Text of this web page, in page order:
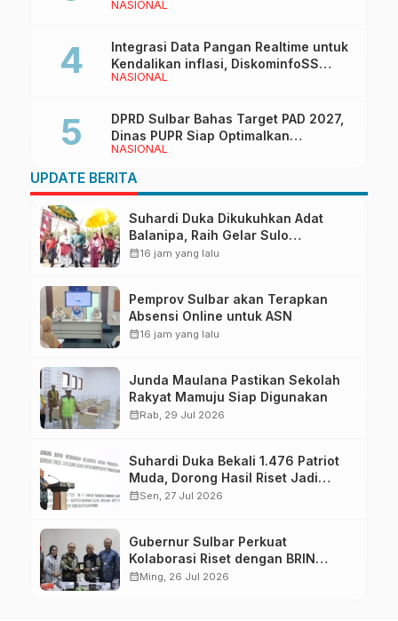
NASIONAL
Manakarra Fair 2026
NASIONAL
Integrasi Data Pangan Realtime untuk
Kendalikan inflasi, DiskominfoSS
Sulbar Kembangkan Sistem SAPEDA
NASIONAL
DPRD Sulbar Bahas Target PAD 2027,
Dinas PUPR Siap Optimalkan
Pendapatan Daerah
UPDATE BERITA
Suhardi Duka Dikukuhkan Adat
Balanipa, Raih Gelar Sulo
Tappidena
calendar_month16 jam yang lalu
Pemprov Sulbar akan Terapkan
Absensi Online untuk ASN
calendar_month16 jam yang lalu
Junda Maulana Pastikan Sekolah
Rakyat Mamuju Siap Digunakan
calendar_monthRab, 29 Jul 2026
Suhardi Duka Bekali 1.476 Patriot
Muda, Dorong Hasil Riset Jadi
Dasar Kebijakan Transmigrasi
calendar_monthSen, 27 Jul 2026
Gubernur Sulbar Perkuat
Kolaborasi Riset dengan BRIN
untuk Mendukung Pembangunan
calendar_monthMing, 26 Jul 2026